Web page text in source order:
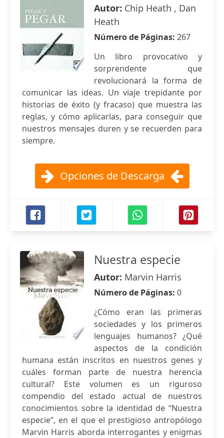
Autor: Chip Heath , Dan
Heath
Número de Páginas: 267
Un libro provocativo y
sorprendente que
revolucionará la forma de
comunicar las ideas. Un viaje trepidante por
historias de éxito (y fracaso) que muestra las
reglas, y cómo aplicarlas, para conseguir que
nuestros mensajes duren y se recuerden para
siempre.
Opciones de Descarga
Nuestra especie
Autor: Marvin Harris
Número de Páginas: 0
¿Cómo eran las primeras
sociedades y los primeros
lenguajes humanos? ¿Qué
aspectos de la condición
humana están inscritos en nuestros genes y
cuáles forman parte de nuestra herencia
cultural? Este volumen es un riguroso
compendio del estado actual de nuestros
conocimientos sobre la identidad de “Nuestra
especie”, en el que el prestigioso antropólogo
Marvin Harris aborda interrogantes y enigmas